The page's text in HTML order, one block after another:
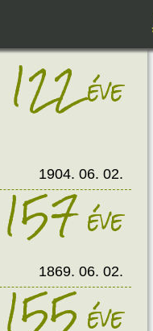
122éve
1904. 06. 02.
157éve
1869. 06. 02.
155éve